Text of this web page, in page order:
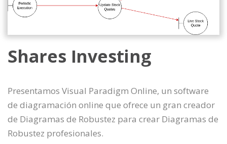
Shares Investing
Presentamos Visual Paradigm Online, un software
de diagramación online que ofrece un gran creador
de Diagramas de Robustez para crear Diagramas de
Robustez profesionales.